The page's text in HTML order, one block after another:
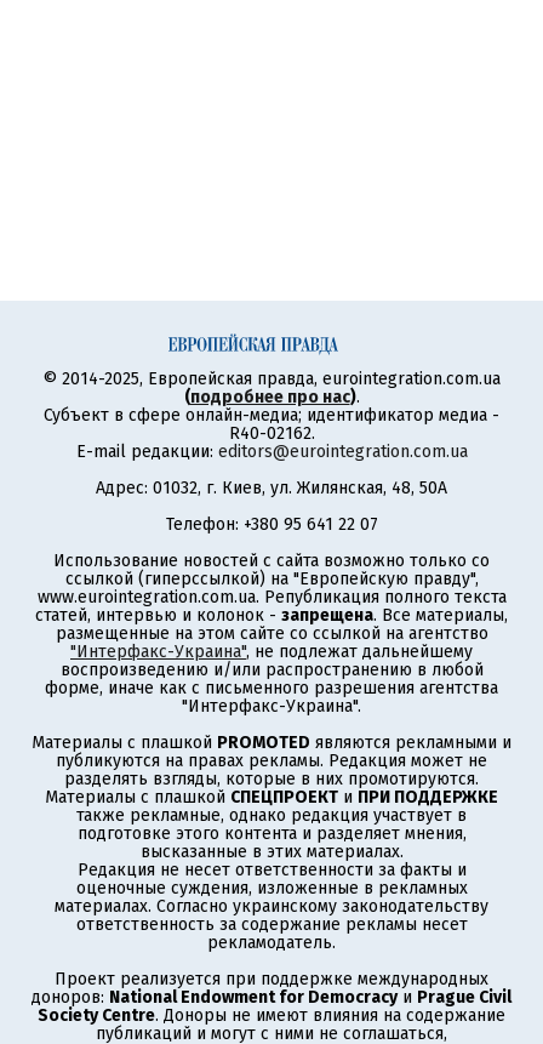
© 2014-2025, Европейская правда, eurointegration.com.ua
(подробнее про нас).
Субъект в сфере онлайн-медиа; идентификатор медиа -
R40-02162.
E-mail редакции: editors@eurointegration.com.ua
Адрес: 01032, г. Киев, ул. Жилянская, 48, 50А
Телефон: +380 95 641 22 07
Использование новостей с сайта возможно только со
ссылкой (гиперссылкой) на "Европейскую правду",
www.eurointegration.com.ua. Републикация полного текста
статей, интервью и колонок - запрещена. Все материалы,
размещенные на этом сайте со ссылкой на агентство
"Интерфакс-Украина", не подлежат дальнейшему
воспроизведению и/или распространению в любой
форме, иначе как с письменного разрешения агентства
"Интерфакс-Украина".
Материалы с плашкой PROMOTED являются рекламными и
публикуются на правах рекламы. Редакция может не
разделять взгляды, которые в них промотируются.
Материалы с плашкой СПЕЦПРОЕКТ и ПРИ ПОДДЕРЖКЕ
также рекламные, однако редакция участвует в
подготовке этого контента и разделяет мнения,
высказанные в этих материалах.
Редакция не несет ответственности за факты и
оценочные суждения, изложенные в рекламных
материалах. Согласно украинскому законодательству
ответственность за содержание рекламы несет
рекламодатель.
Проект реализуется при поддержке международных
доноров: National Endowment for Democracyи Prague Civil
Society Centre. Доноры не имеют влияния на содержание
публикаций и могут с ними не соглашаться,